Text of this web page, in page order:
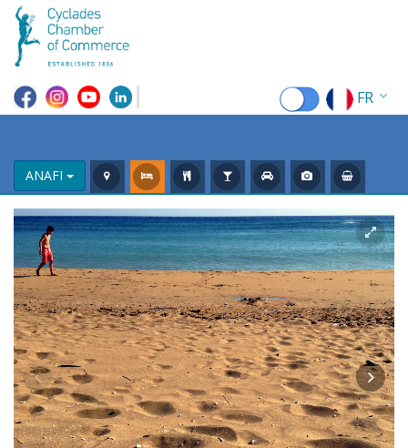
FR
DE
IT
ES
RU
CN
ANAFI